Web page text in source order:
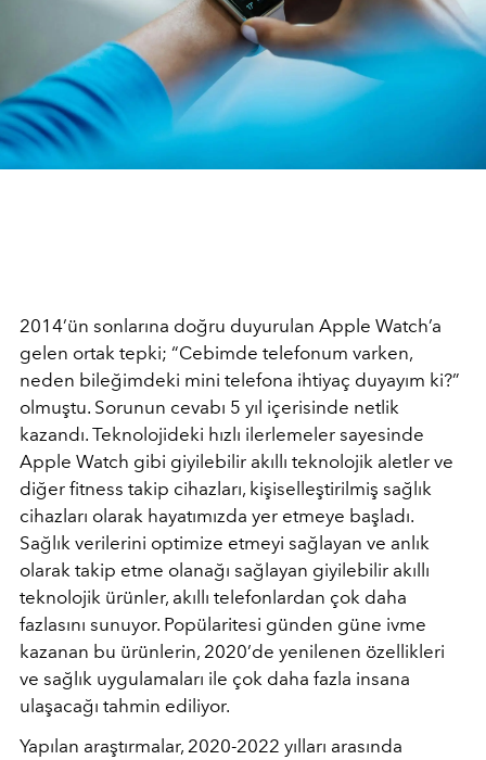
2014’ün sonlarına doğru duyurulan Apple Watch’a
gelen ortak tepki; “Cebimde telefonum varken,
neden bileğimdeki mini telefona ihtiyaç duyayım ki?”
olmuştu. Sorunun cevabı 5 yıl içerisinde netlik
kazandı. Teknolojideki hızlı ilerlemeler sayesinde
Apple Watch gibi giyilebilir akıllı teknolojik aletler ve
diğer fitness takip cihazları, kişiselleştirilmiş sağlık
cihazları olarak hayatımızda yer etmeye başladı.
Sağlık verilerini optimize etmeyi sağlayan ve anlık
olarak takip etme olanağı sağlayan giyilebilir akıllı
teknolojik ürünler, akıllı telefonlardan çok daha
fazlasını sunuyor. Popülaritesi günden güne ivme
kazanan bu ürünlerin, 2020’de yenilenen özellikleri
ve sağlık uygulamaları ile çok daha fazla insana
ulaşacağı tahmin ediliyor.
Yapılan araştırmalar, 2020-2022 yılları arasında